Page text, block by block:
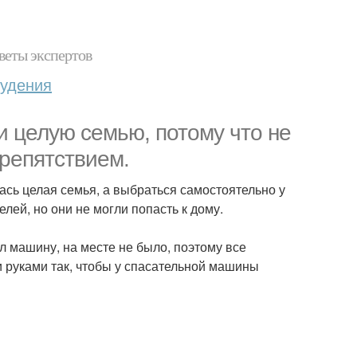
экспертов
целую семью, потому что не
целая семья, а выбраться самостоятельно у
но они не могли попасть к дому.
машину, на месте не было, поэтому все
так, чтобы у спасательной машины